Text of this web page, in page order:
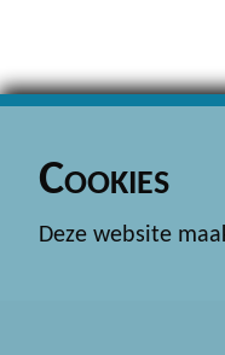
Cookies
Deze website